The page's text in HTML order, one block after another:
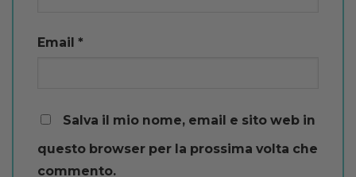
Email *
Salva il mio nome, email e sito web in
questo browser per la prossima volta che
commento.